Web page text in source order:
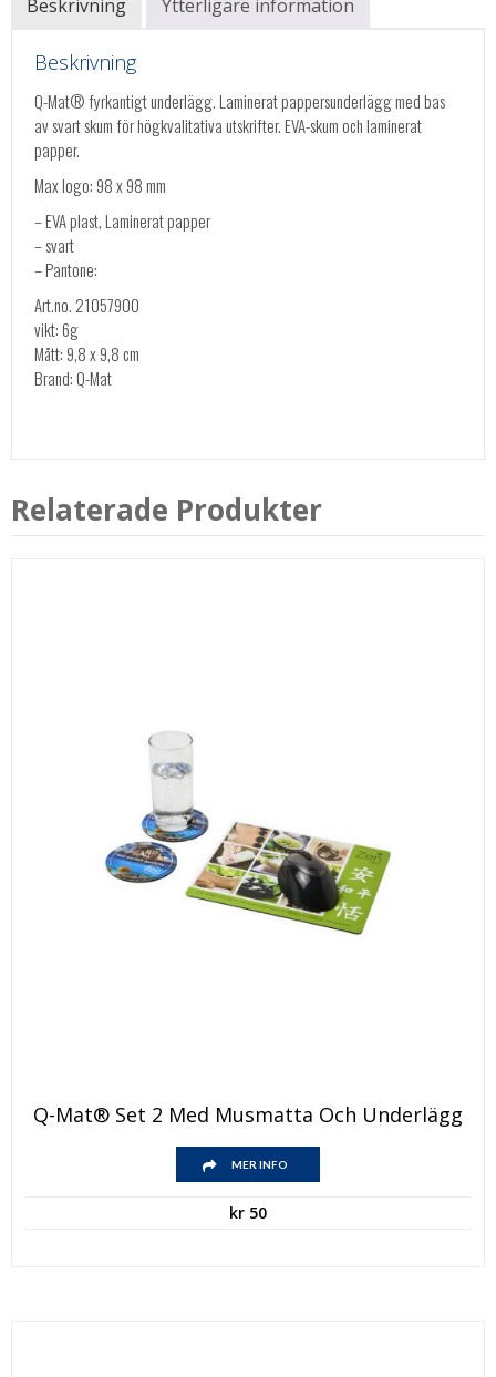
Beskrivning Ytterligare information
Beskrivning
Q-Mat® fyrkantigt underlägg. Laminerat pappersunderlägg med bas
av svart skum för högkvalitativa utskrifter. EVA-skum och laminerat
papper.
Max logo: 98 x 98 mm
– EVA plast, Laminerat papper
– svart
– Pantone:
Art.no. 21057900
vikt: 6g
Mått: 9,8 x 9,8 cm
Brand: Q-Mat
Relaterade Produkter
Q-Mat® Set 2 Med Musmatta Och Underlägg
MER INFO
kr 50